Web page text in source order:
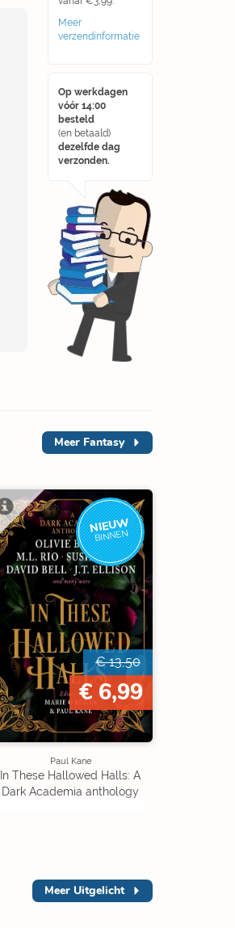
Meer
verzendinformatie
Op werkdagen
vóór 14:00
besteld
(en betaald)
dezelfde dag
verzonden.
Meer Fantasy
NIEUW
BINNEN
€ 13,50
€ 6,99
Paul Kane
In These Hallowed Halls: A
Dark Academia anthology
Meer Uitgelicht